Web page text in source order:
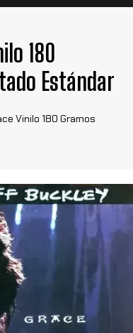
180
Estándar
Vinilo 180 Gramos